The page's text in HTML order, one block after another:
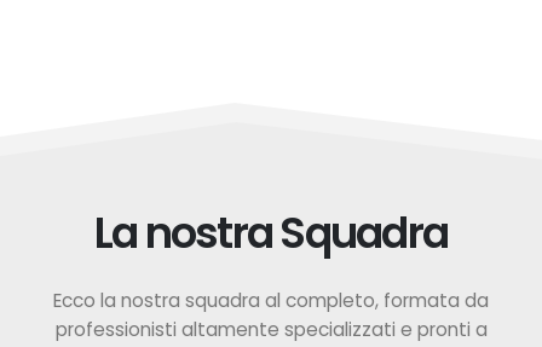
La nostra Squadra
Ecco la nostra squadra al completo, formata da
professionisti altamente specializzati e pronti a